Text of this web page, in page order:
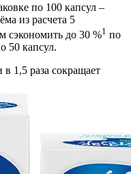
по 100 капсул –
из расчета 5
сэкономить до 30 %1 по
50 капсул.
раза сокращает